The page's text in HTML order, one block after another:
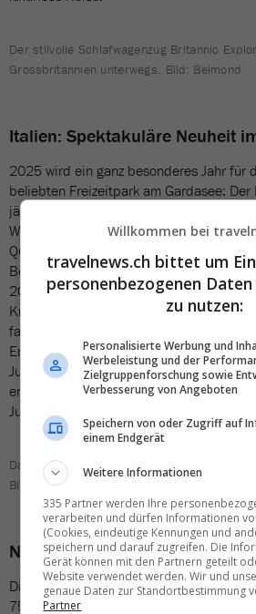
Der stilvolle Schlafwagenzug Britannic
Grossbritannien unterwegs. Bild: Belmond
Italien: Spektakuläre Neuheit
2025 wird ein ganz besonderes Jahr für
beliebten Freizeitpark am Gardasee:
jähriges Bestehen und eröffnet mit
Weltneuheit. Dieser innovative Wasser-
Quadratmetern unterirdisch angelegt ist,
Besucherinnen und Besucher in eine
20 Szenen. Entwickelt von Merlin Magic
Kreativstudios von Merlin
familienfreundliche Abenteuer mit
Eröffnung ist für den Sommer 2025
Jubiläumstag am 19. Juli zusammen.
ersten Parköffnung sind grosse
Jubiläumsjahr unvergesslich machen sollen.
Das Gardaland wartet zum Jubiläum mit
Bild: Gardaland
Niederlande: Drei neue Museen
Die niederländische Hauptstadt
750-jähriges Bestehen mit zahlreichen
Willkommen bei
travelnews.ch bittet um
personenbezogenen
zu nutzen:
Personalisierte Werbung und
Werbeleistung und der
Zielgruppenforschung sowie
Verbesserung von Angeboten
Speichern von oder Zugriff auf
einem Endgerät
Weitere Informationen
335 Partner werden Ihre
verarbeiten und dürfen Informationen
(Cookies, eindeutige Kennungen und
speichern und darauf zugreifen. Die
Gerät können mit den Partnern geteilt
Website verwendet werden. Wir und
genaue Daten zur Standortbestimmung
Partner